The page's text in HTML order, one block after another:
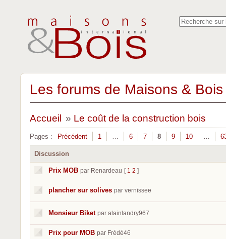
Les forums de Maisons &
Accueil » Le coût de la construction bois
Pages : Précédent 1 … 6 7 8 9 10 …
Discussion
Prix MOB par Renardeau [ 1 2 ]
plancher sur solives par vernissee
Monsieur Biket par alainlandry967
Prix pour MOB par Frédé46